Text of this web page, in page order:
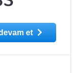
et